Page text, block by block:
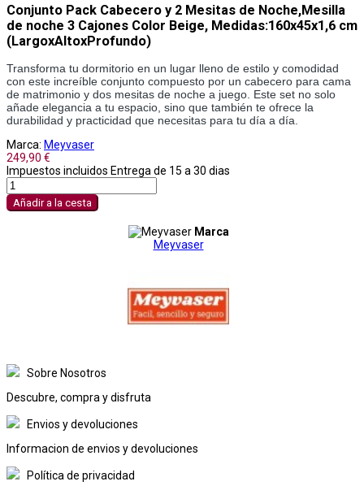
Conjunto Pack Cabecero y 2 Mesitas de Noche,Mesilla
de noche 3 Cajones Color Beige, Medidas:160x45x1,6 cm
(LargoxAltoxProfundo)
Transforma tu dormitorio en un lugar lleno de estilo y comodidad
con este increíble conjunto compuesto por un cabecero para cama
de matrimonio y dos mesitas de noche a juego. Este set no solo
añade elegancia a tu espacio, sino que también te ofrece la
durabilidad y practicidad que necesitas para tu día a día.
Marca: Meyvaser
249,90 €
Impuestos incluidos Entrega de 15 a 30 dias
Añadir a la cesta
Marca
Meyvaser
Sobre Nosotros
Descubre, compra y disfruta
Envios y devoluciones
Informacion de envios y devoluciones
Política de privacidad